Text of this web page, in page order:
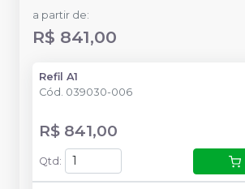
a partir de:
R$ 841,00
Refil A1
Cód. 039030-006
R$ 841,00
Qtd: